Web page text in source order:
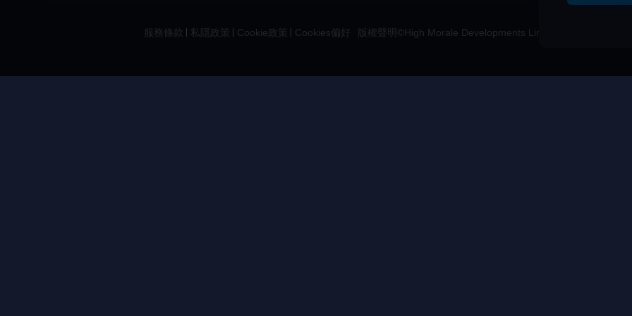
服務條款 私隱政策 Cookie政策 Cookies偏好 版權聲明©High Morale Developments Limited.保留所有權利